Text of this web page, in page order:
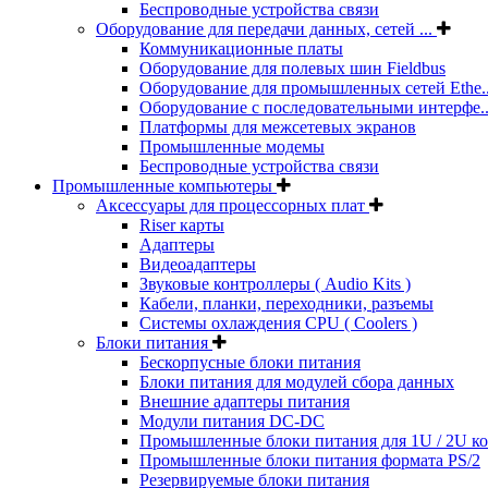
Беспроводные устройства связи
Оборудование для передачи данных, сетей ...
Коммуникационные платы
Оборудование для полевых шин Fieldbus
Оборудование для промышленных сетей
Оборудование с последовательными
Платформы для межсетевых экранов
Промышленные модемы
Беспроводные устройства связи
Промышленные компьютеры
Аксессуары для процессорных плат
Riser карты
Адаптеры
Видеоадаптеры
Звуковые контроллеры ( Audio Kits )
Кабели, планки, переходники, разъемы
Системы охлаждения CPU ( Coolers )
Блоки питания
Бескорпусные блоки питания
Блоки питания для модулей сбора данных
Внешние адаптеры питания
Модули питания DC-DC
Промышленные блоки питания для 1U / 2U
Промышленные блоки питания формата PS/2
Резервируемые блоки питания